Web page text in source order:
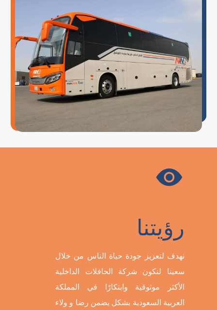
رؤيتنا
نهدف لتعزيز جودة حياة الناس من خلال
سعينا لنكون شركة الحافلات الداخلية
الأكثر موثوقية وابتكارًا في المملكة
العربية السعودية بشكل يضمن رضا و ولاء